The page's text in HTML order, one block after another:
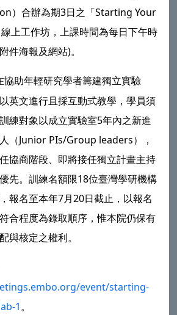
）合辦為期3日之「Starting Your
上工作坊，上課時間為每日下午時
件海報及網站)。
協助年輕研究學者籌建獨立實驗
英文進行且採互動式教學，學員須
練對象以成立實驗室5年內之新進
（Junior PIs/Group leaders），
協商階段、即將接任獨立計畫主持
先。訓練名額限18位臺灣學研機構
報名至本年7月20日截止，以報名
合程度為錄取順序，惟本院仍保有
與核定之權利。
event/starting-
1。